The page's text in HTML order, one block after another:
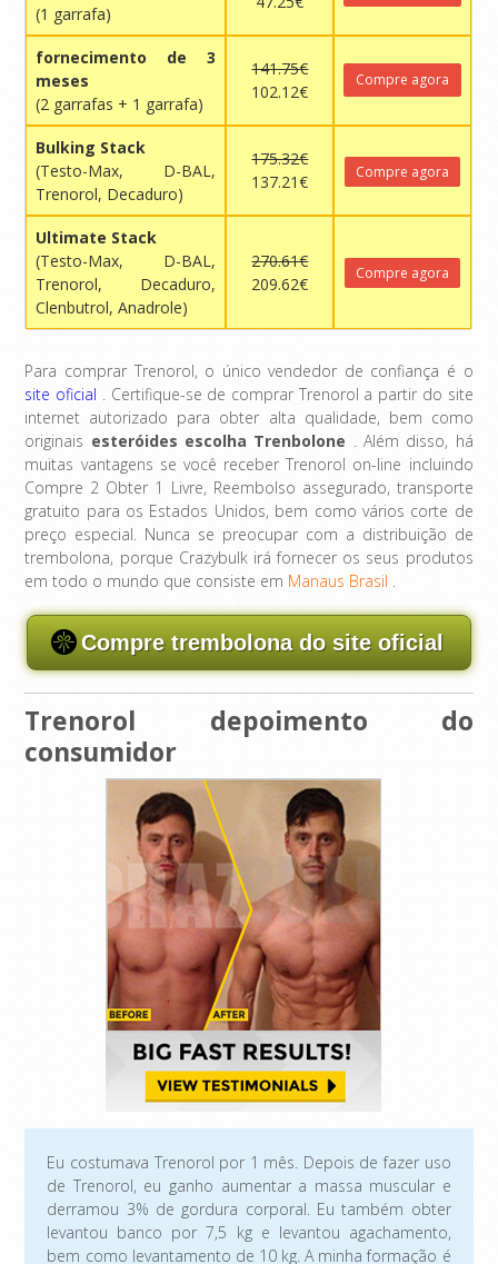
(1 garrafa)
fornecimento de 3
meses
(2 garrafas + 1 garrafa)
141.75€
102.12€
Compre agora
Bulking Stack
(Testo-Max, D-BAL,
Trenorol, Decaduro)
175.32€
137.21€
Compre agora
Ultimate Stack
(Testo-Max, D-BAL,
Trenorol, Decaduro,
Clenbutrol, Anadrole)
270.61€
209.62€
Compre agora
Para comprar Trenorol, o único vendedor de confiança é o
site oficial . Certifique-se de comprar Trenorol a partir do site
internet autorizado para obter alta qualidade, bem como
originais esteróides escolha Trenbolone . Além disso, há
muitas vantagens se você receber Trenorol on-line incluindo
Compre 2 Obter 1 Livre, Reembolso assegurado, transporte
gratuito para os Estados Unidos, bem como vários corte de
preço especial. Nunca se preocupar com a distribuição de
trembolona, ​​porque Crazybulk irá fornecer os seus produtos
em todo o mundo que consiste em Manaus Brasil .
Compre trembolona do site oficial
Trenorol depoimento do
consumidor
Eu costumava Trenorol por 1 mês. Depois de fazer uso
de Trenorol, eu ganho aumentar a massa muscular e
derramou 3% de gordura corporal. Eu também obter
levantou banco por 7,5 kg e levantou agachamento,
bem como levantamento de 10 kg. A minha formação é